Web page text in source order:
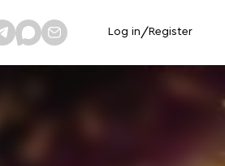
Log in / Register